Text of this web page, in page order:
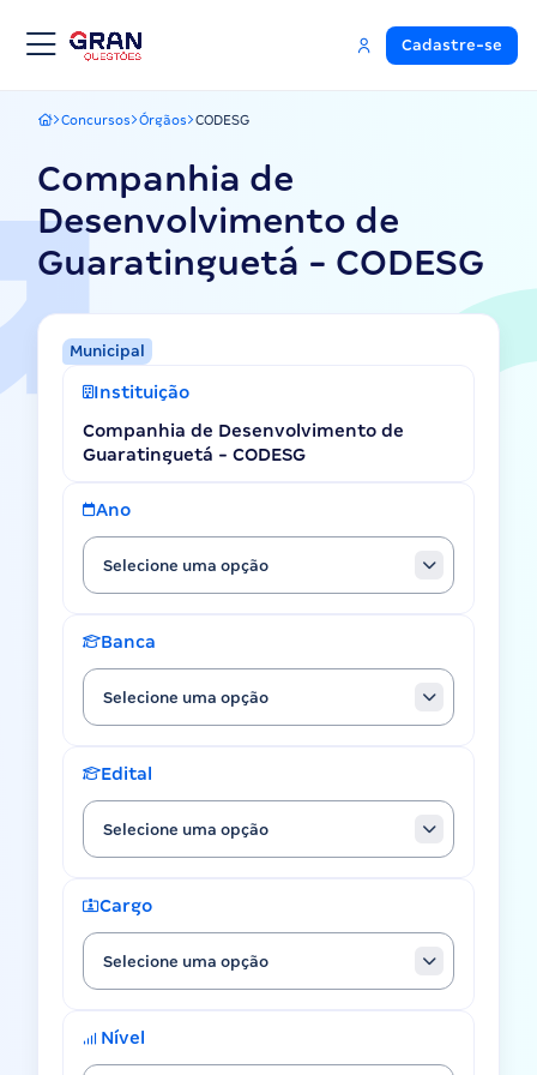
Cadastre-se
Gran Questões
Concursos Órgãos CODESG
Companhia de
Desenvolvimento de
Guaratinguetá - CODESG
Municipal
Instituição
Companhia de Desenvolvimento de
Guaratinguetá - CODESG
Ano
Selecione uma opção
Banca
Selecione uma opção
Edital
Selecione uma opção
Cargo
Selecione uma opção
Nível